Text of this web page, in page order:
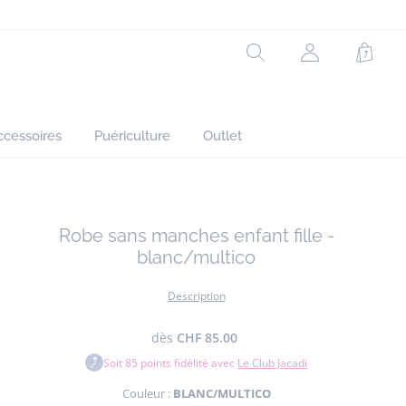
Rechercher
Mon
Puériculture Outlet
Robe sans manches enfant fille -
blanc/multico
Description
dès CHF 85.00
Soit85 points fidélité avec Le Club Jacadi
Couleur : BLANC/MULTICO